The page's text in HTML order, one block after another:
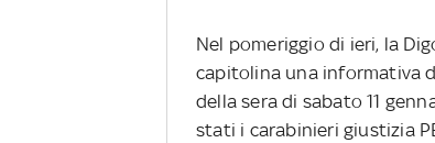
Nel pomeriggio di ieri, la
capitolina una informativa
della sera di sabato 11
stati i carabinieri giustizia